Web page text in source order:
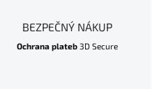
BEZPEČNÝ NÁKUP
Ochrana plateb3D Secure